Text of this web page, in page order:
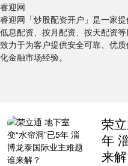
睿迎网
睿迎网「炒股配资开户」是一家
低息配资、按月配资、按天配资
致力于为客户提供安全可靠、优
化金融市场经验。
荣
年
来